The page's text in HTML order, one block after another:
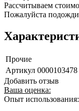
Рассчитываем
Пожалуйста
Прочие
Артикул 0000103478
Добавить отзыв
Ваша оценка:
Опыт использования: